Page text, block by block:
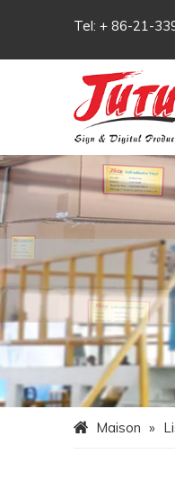
Tel: + 86-21-
Maison »